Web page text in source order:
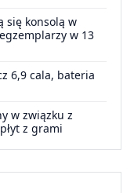
się konsolą w
w 13
6,9 cala, bateria
w związku z
z grami